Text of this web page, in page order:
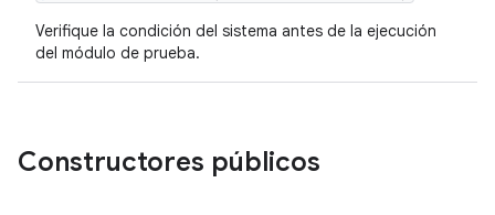
Verifique la condición del sistema antes de la ejecución
del módulo de prueba.
Constructores públicos